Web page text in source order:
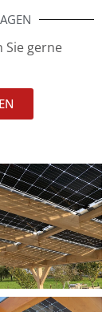
Sie gerne